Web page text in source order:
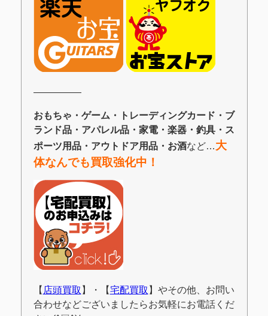
―――――
おもちゃ・ゲーム・トレーディングカード・ブ
ランド品・アパレル品・家電・楽器・釣具・ス
ポーツ用品・アウトドア用品・お酒など…大
体なんでも買取強化中！
【 店頭買取 】・【宅配買取 】やその他、お問い
合わせなどございましたらお気軽にお電話くだ